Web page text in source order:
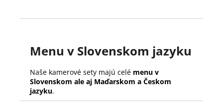
Menu v Slovenskom jazyku
Naše kamerové sety majú celé menu v
Slovenskom ale aj Maďarskom a Českom
jazyku.